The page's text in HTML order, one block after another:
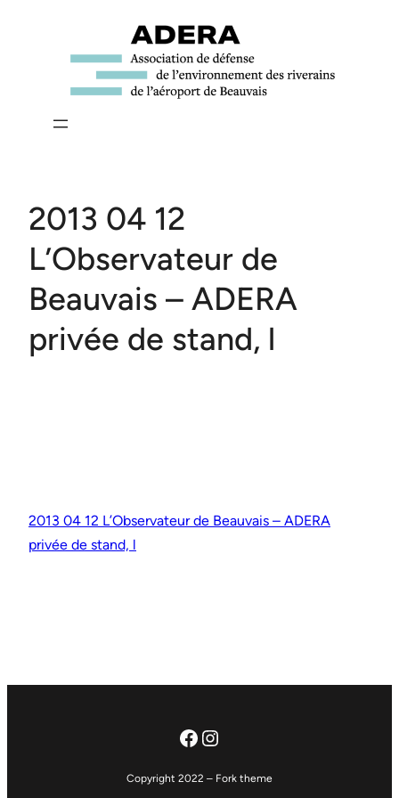
2013 04 12
L’Observateur de
Beauvais – ADERA
privée de stand, l
2013 04 12 L’Observateur de Beauvais – ADERA
privée de stand, l
Facebook
Instagram
Copyright 2022 – Fork theme